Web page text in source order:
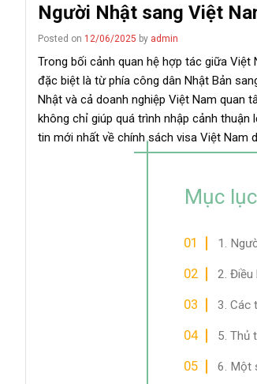
Người Nhật sang Việt
Posted on 12/06/2025 by admin
Trong bối cảnh quan hệ hợp tác giữa Việt
đặc biệt là từ phía công dân Nhật Bản
Nhật và cả doanh nghiệp Việt Nam quan
không chỉ giúp quá trình nhập cảnh
tin mới nhất về chính sách visa Việt Nam
Mục lục
1.
2. Điều
3. Các
5. Thủ
6. Một